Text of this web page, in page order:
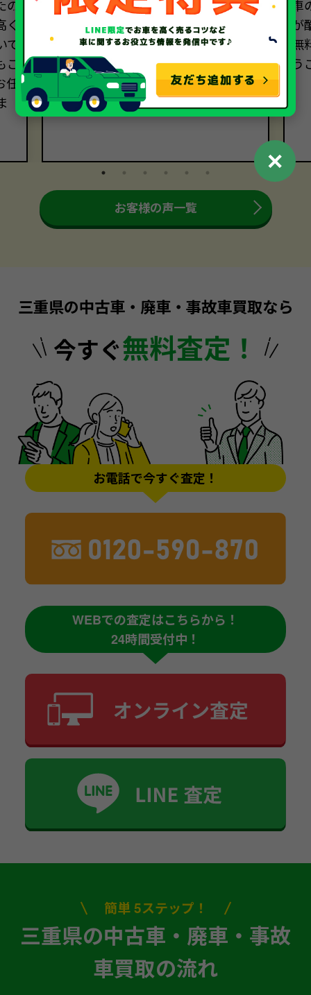
ディーラーでの廃車手続きに1万円以
上かかるといわれ、電話相談しまし
た。無料で廃車できると思っていた
ので、買い取っていただけて本当に助
かりました！
う
お客様の声一覧
三重県の中古車・廃車・事故車買取なら
今すぐ無料査定！
お電話で今すぐ査定！
WEBでの査定はこちらから！
24時間受付中！
簡単 5ステップ！
三重県の中古車・廃車・事故
車買取の流れ
✕